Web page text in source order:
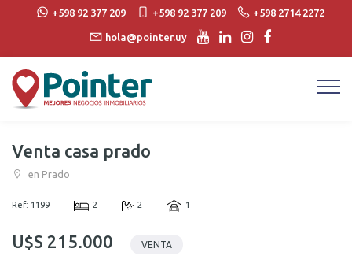
+598 92 377 209 +598 92 377 209 +598 2714 2272
hola@pointer.uy
Venta casa prado
en Prado
Ref: 1199 2 2 1
U$S 215.000 VENTA